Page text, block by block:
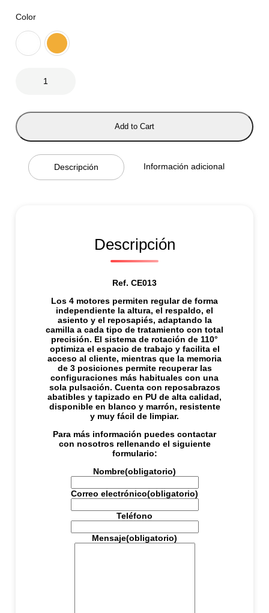
Color
L
A
E
Add to Cart
Descripción Información adicional
Descripción
Ref. CE013
Los 4 motores permiten regular de forma
independiente la altura, el respaldo, el
asiento y el reposapiés, adaptando la
camilla a cada tipo de tratamiento con total
precisión. El sistema de rotación de 110°
optimiza el espacio de trabajo y facilita el
acceso al cliente, mientras que la memoria
de 3 posiciones permite recuperar las
configuraciones más habituales con una
sola pulsación. Cuenta con reposabrazos
abatibles y tapizado en PU de alta calidad,
disponible en blanco y marrón, resistente
y muy fácil de limpiar.
Para más información puedes contactar
con nosotros rellenando el siguiente
formulario:
Nombre(obligatorio)
Correo electrónico(obligatorio)
Teléfono
Mensaje(obligatorio)